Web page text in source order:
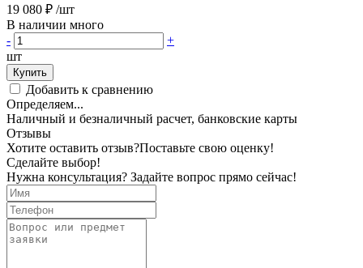
19 080 ₽ /шт
В наличии много
-
+
шт
Купить
Добавить к сравнению
Определяем...
Наличный и безналичный расчет, банковские карты
Отзывы
Хотите оставить отзыв?Поставьте свою оценку!
Сделайте выбор!
Нужна консультация? Задайте вопрос прямо сейчас!